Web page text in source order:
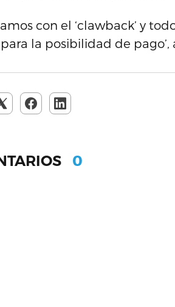
con el ‘clawback’ y
la posibilidad de pago’,
0